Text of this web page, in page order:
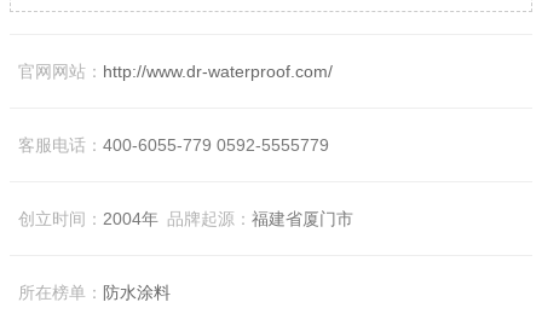
官网网站： http://www.dr-waterproof.com/
客服电话： 400-6055-779 0592-5555779
创立时间： 2004年 品牌起源： 福建省厦门市
所在榜单： 防水涂料